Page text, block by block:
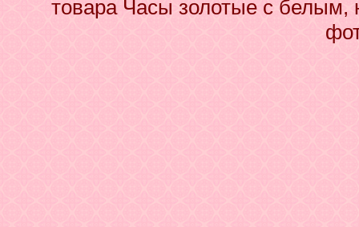
товара Часы золотые с белым,